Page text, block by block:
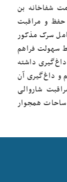
شفاخانه بن
و مراقبت
سرک مذکور
سهولت فراهم
داشته
و داغ‌گیری آن
شاروالی
همجوار